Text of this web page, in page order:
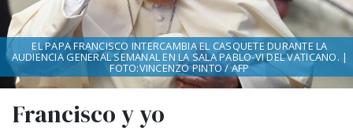
Francisco y yo
EL PAPA FRANCISCO INTERCAMBIA EL CASQUETE DURANTE LA
AUDIENCIA GENERAL SEMANAL EN LA SALA PABLO-VI DEL VATICANO. |
FOTO:VINCENZO PINTO / AFP